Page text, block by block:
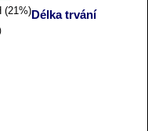
(21%)Délka trvání